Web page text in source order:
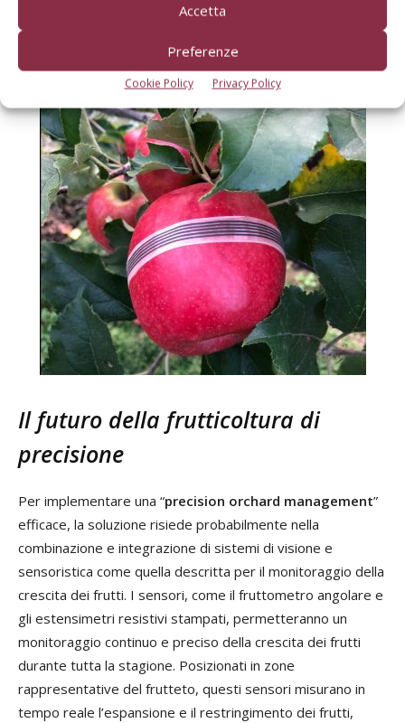
Accetta
Preferenze
Cookie Policy Privacy Policy
Il futuro della frutticoltura di
precisione
Per implementare una “precision orchard management”
efficace, la soluzione risiede probabilmente nella
combinazione e integrazione di sistemi di visione e
sensoristica come quella descritta per il monitoraggio della
crescita dei frutti. I sensori, come il fruttometro angolare e
gli estensimetri resistivi stampati, permetteranno un
monitoraggio continuo e preciso della crescita dei frutti
durante tutta la stagione. Posizionati in zone
rappresentative del frutteto, questi sensori misurano in
tempo reale l’espansione e il restringimento dei frutti,